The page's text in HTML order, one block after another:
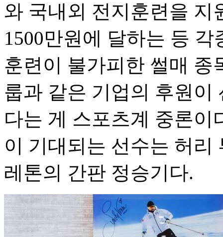
와 국내외 전지훈련을 지
1500만원에 달하는 등
훈련이 불가피한 썰매 종
룹과 같은 기업의 후원이
다는 게 스포츠계 중론이
이 기대되는 선수는 허리
레톤의 간판 정승기다.